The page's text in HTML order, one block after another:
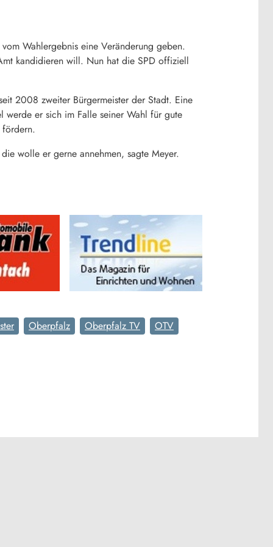
Wahlergebnis eine Veränderung geben.
kandidieren will. Nun hat die SPD offiziell
2008 zweiter Bürgermeister der Stadt. Eine
er sich im Falle seiner Wahl für gute
wolle er gerne annehmen, sagte Meyer.
Oberpfalz Oberpfalz TV
OTV